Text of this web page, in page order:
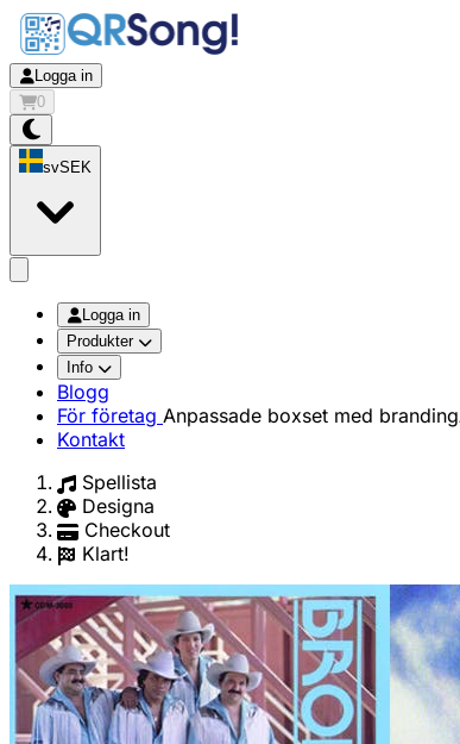
Logga in
0
svSEK
Logga in
Produkter
Info
Blogg
För företag Anpassade boxset med branding
Kontakt
Spellista
Designa
Checkout
Klart!